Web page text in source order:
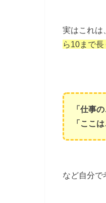
実はこれは
ら10まで長
「仕事
「ここ
など自分で